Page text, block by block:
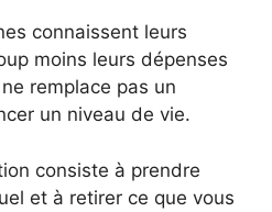
connaissent leurs
moins leurs dépenses
remplace pas un
un niveau de vie.
consiste à prendre
et à retirer ce que vous